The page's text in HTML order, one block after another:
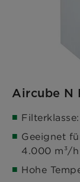
Aircube N
Filterklasse:
Geeignet
4.000 m³/h
Hohe